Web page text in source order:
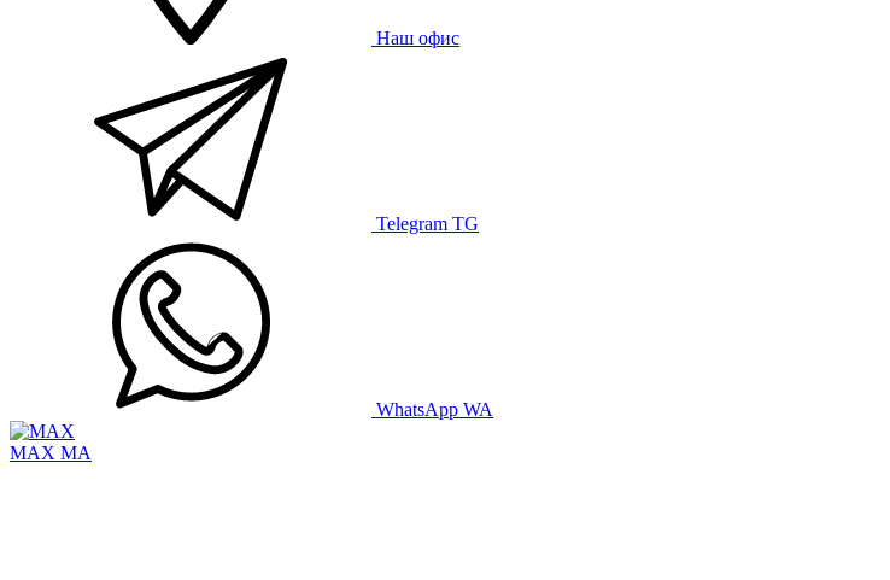
Наш офис
Telegram TG
WhatsApp WA
MAX MA